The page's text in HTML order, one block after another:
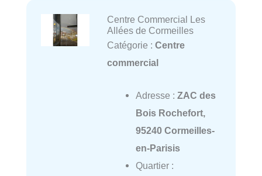
Centre Commercial Les
Allées de Cormeilles
Catégorie : Centre
commercial
Adresse : ZAC des
Bois Rochefort,
95240 Cormeilles-
en-Parisis
Quartier :